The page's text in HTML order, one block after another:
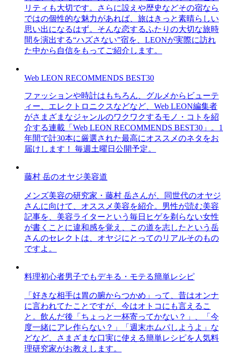
リティも大切です。さらに設えや歴史などその宿なら
ではの個性的な魅力があれば、旅はきっと素晴らしい
思い出になるはず。そんな恋するふたりの大切な旅時
間を演出する“ハズさない”宿を、LEONが実際に訪れ
た中から自信をもってご紹介します。
Web LEON RECOMMENDS BEST30
ファッションや時計はもちろん、グルメからビューテ
ィー、エレクトロニクスなどなど、Web LEON編集者
がさまざまなジャンルのワクワクするモノ・コトを紹
介する連載「Web LEON RECOMMENDS BEST30」。1
年間で計30本に厳選された最高にオススメのネタをお
届けします！ 毎週土曜日公開予定。
藤村 岳のオヤジ美容道
メンズ美容の研究家・藤村 岳さんが、同世代のオヤジ
さんに向けて、オススメ美容を紹介。男性が読む美容
記事を、美容ライターという毎日ヒゲを剃らない女性
が書くことに違和感を覚え、この道を志したという岳
さんのセレクトは、オヤジにとってのリアルそのもの
ですよ。
料理初心者男子でもデキる・モテる簡単レシピ
「好きな相手は胃の腑からつかめ」って、昔はオンナ
に言われてたことですが、今はオトコにも言えるこ
と。飲んだ後「ちょっと一杯寄ってかない？」、「今
度一緒にアレ作らない？」「週末ホムパしようよ」な
どなど、さまざまな口実に使える簡単レシピを人気料
理研究家がお教えします。